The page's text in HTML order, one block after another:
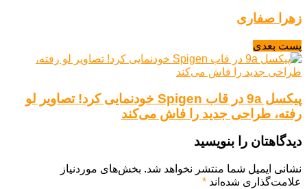
زهرا صفاری
پست بعدی
پیکسل 9a در قاب Spigen خودنمایی کرد! تصاویر لو
رفته، طراحی جدید را فاش می‌کند
دیدگاهتان را بنویسید
نشانی ایمیل شما منتشر نخواهد شد. بخش‌های موردنیاز
علامت‌گذاری شده‌اند *